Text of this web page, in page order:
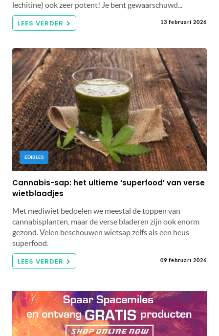
lechitine) ook zeer potent! Je bent gewaarschuwd...
LEES VERDER 13 februari 2026
EDIBLES
Cannabis-sap: het ultieme ‘superfood’ van verse
wietblaadjes
Met mediwiet bedoelen we meestal de toppen van
cannabisplanten, maar de verse bladeren zijn ook enorm
gezond. Velen beschouwen wietsap zelfs als een heus
superfood.
LEES VERDER 09 februari 2026